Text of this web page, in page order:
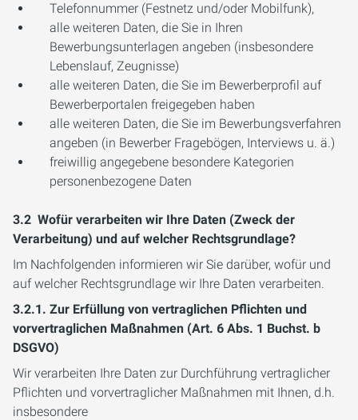
Telefonnummer (Festnetz und/oder Mobilfunk),
alle weiteren Daten, die Sie in Ihren
Bewerbungsunterlagen angeben (insbesondere
Lebenslauf, Zeugnisse)
alle weiteren Daten, die Sie im Bewerberprofil auf
Bewerberportalen freigegeben haben
alle weiteren Daten, die Sie im Bewerbungsverfahren
angeben (in Bewerber Fragebögen, Interviews u. ä.)
freiwillig angegebene besondere Kategorien
personenbezogene Daten
3.2 Wofür verarbeiten wir Ihre Daten (Zweck der
Verarbeitung) und auf welcher Rechtsgrundlage?
Im Nachfolgenden informieren wir Sie darüber, wofür und
auf welcher Rechtsgrundlage wir Ihre Daten verarbeiten.
3.2.1. Zur Erfüllung von vertraglichen Pflichten und
vorvertraglichen Maßnahmen (Art. 6 Abs. 1 Buchst. b
DSGVO)
Wir verarbeiten Ihre Daten zur Durchführung vertraglicher
Pflichten und vorvertraglicher Maßnahmen mit Ihnen, d.h.
insbesondere